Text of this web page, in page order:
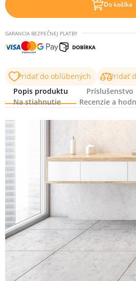
Do košíka
GARANCIA BEZPEČNEJ PLATBY
Pridať do obľúbených
Pridať
Popis produktu
Príslušenstvo
Na stiahnutie
Recenzie a
Popis produktu